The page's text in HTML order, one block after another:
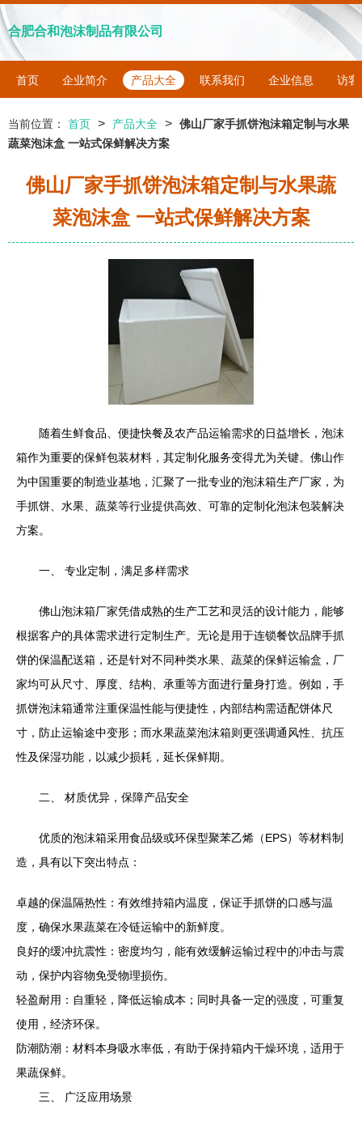
合肥合和泡沫制品有限公司
首页 企业简介 产品大全 联系我们 企业信息 访客
当前位置： 首页 > 产品大全 > 佛山厂家手抓饼泡沫箱定制与水果
蔬菜泡沫盒 一站式保鲜解决方案
佛山厂家手抓饼泡沫箱定制与水果蔬
菜泡沫盒 一站式保鲜解决方案
随着生鲜食品、便捷快餐及农产品运输需求的日益增长，泡沫
箱作为重要的保鲜包装材料，其定制化服务变得尤为关键。佛山作
为中国重要的制造业基地，汇聚了一批专业的泡沫箱生产厂家，为
手抓饼、水果、蔬菜等行业提供高效、可靠的定制化泡沫包装解决
方案。
一、 专业定制，满足多样需求
佛山泡沫箱厂家凭借成熟的生产工艺和灵活的设计能力，能够
根据客户的具体需求进行定制生产。无论是用于连锁餐饮品牌手抓
饼的保温配送箱，还是针对不同种类水果、蔬菜的保鲜运输盒，厂
家均可从尺寸、厚度、结构、承重等方面进行量身打造。例如，手
抓饼泡沫箱通常注重保温性能与便捷性，内部结构需适配饼体尺
寸，防止运输途中变形；而水果蔬菜泡沫箱则更强调通风性、抗压
性及保湿功能，以减少损耗，延长保鲜期。
二、 材质优异，保障产品安全
优质的泡沫箱采用食品级或环保型聚苯乙烯（EPS）等材料制
造，具有以下突出特点：
卓越的保温隔热性：有效维持箱内温度，保证手抓饼的口感与温
度，确保水果蔬菜在冷链运输中的新鲜度。
良好的缓冲抗震性：密度均匀，能有效缓解运输过程中的冲击与震
动，保护内容物免受物理损伤。
轻盈耐用：自重轻，降低运输成本；同时具备一定的强度，可重复
使用，经济环保。
防潮防潮：材料本身吸水率低，有助于保持箱内干燥环境，适用于
果蔬保鲜。
三、 广泛应用场景